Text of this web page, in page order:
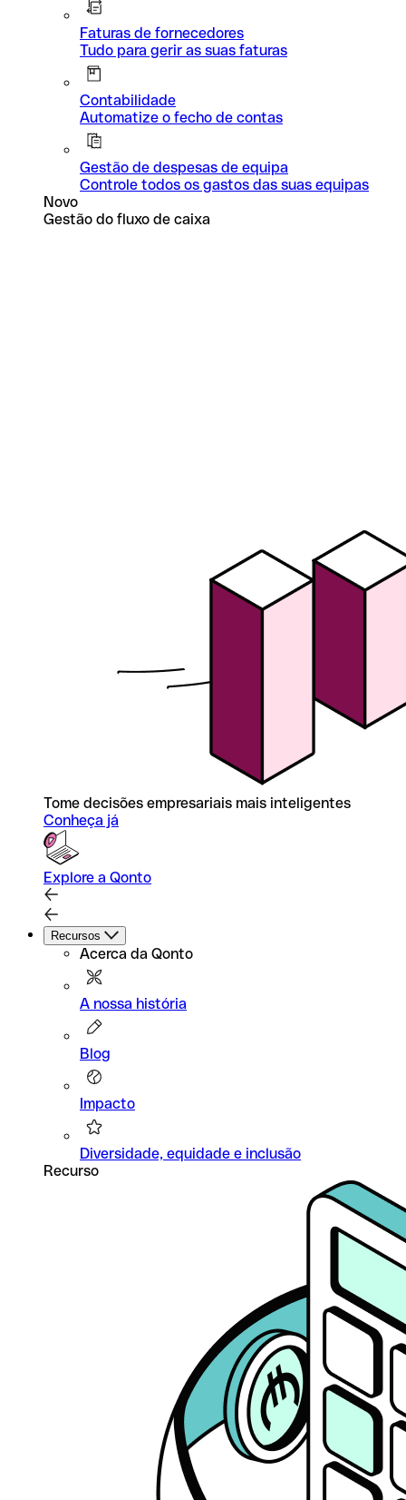
Faturas de fornecedores
Tudo para gerir as suas faturas
Contabilidade
Automatize o fecho de contas
Gestão de despesas de equipa
Controle todos os gastos das suas equipas
Novo
Gestão do fluxo de caixa
Tome decisões empresariais mais inteligentes
Conheça já
Explore a Qonto
Recursos
Acerca da Qonto
A nossa história
Blog
Impacto
Diversidade, equidade e inclusão
Recurso